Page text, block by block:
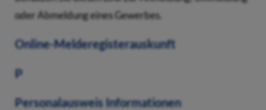
oder Abmeldung eines Gewerbes.
Online-Melderegisterauskunft
P
Personalausweis Informationen